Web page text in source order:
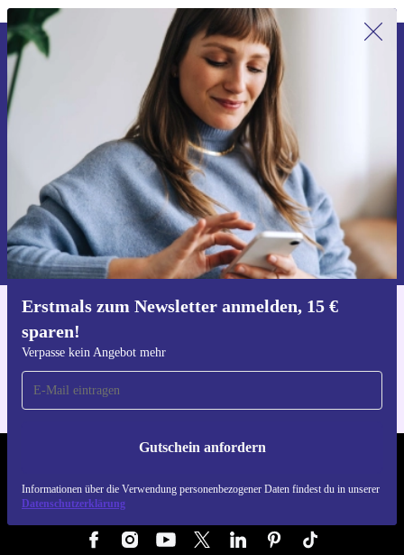
Erstmals zum Newsletter anmelden, 15 €
sparen!
Verpasse kein Angebot mehr
Gutschein anfordern
Informationen über die Verwendung personenbezogener Daten findest du in unserer
Datenschutzerklärung
Erstmals zum Newsletter anmelden,
15 € sparen!
Verpasse kein Angebot mehr.
Gutschein anfordern
Informationen über die Verwendung personenbezogener Daten findest
du in unsererDatenschutzerklärung.
Für iOS und Android